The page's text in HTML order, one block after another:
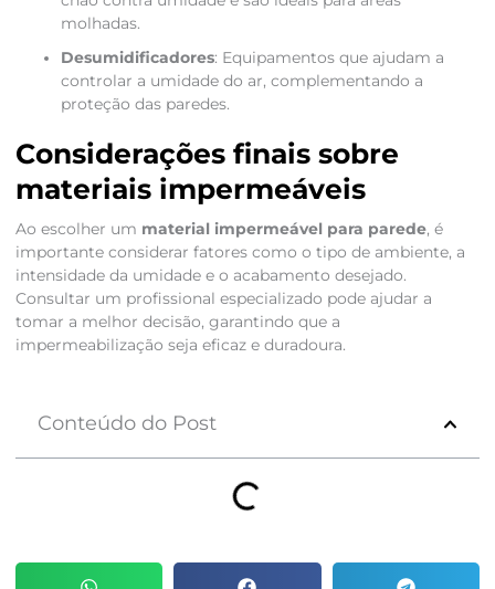
molhadas.
Desumidificadores: Equipamentos que ajudam a
controlar a umidade do ar, complementando a
proteção das paredes.
Considerações finais sobre
materiais impermeáveis
Ao escolher um material impermeável para parede, é
importante considerar fatores como o tipo de ambiente, a
intensidade da umidade e o acabamento desejado.
Consultar um profissional especializado pode ajudar a
tomar a melhor decisão, garantindo que a
impermeabilização seja eficaz e duradoura.
Conteúdo do Post